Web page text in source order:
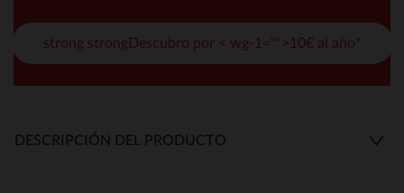
strong strongDescubro por < wg-1="">10€ al año*
DESCRIPCIÓN DEL PRODUCTO